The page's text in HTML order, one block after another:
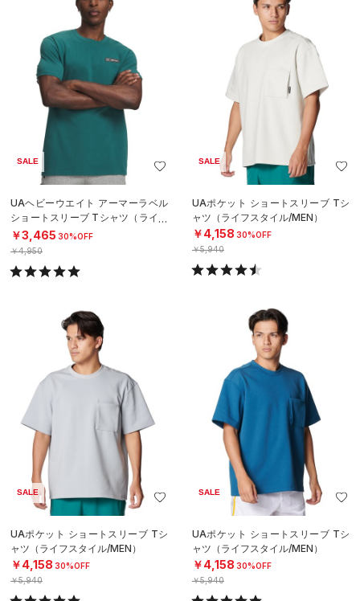
SALE
UAヘビーウエイト アーマーラベル
ショートスリーブ Tシャツ（ライフ
スタイル/MEN）
￥3,465 30%OFF
￥4,950
SALE
UAポケット ショートスリーブ Tシ
ャツ（ライフスタイル/MEN）
￥4,158 30%OFF
￥5,940
SALE
UAポケット ショートスリーブ Tシ
ャツ（ライフスタイル/MEN）
￥4,158 30%OFF
￥5,940
SALE
UAポケット ショートスリーブ Tシ
ャツ（ライフスタイル/MEN）
￥4,158 30%OFF
￥5,940